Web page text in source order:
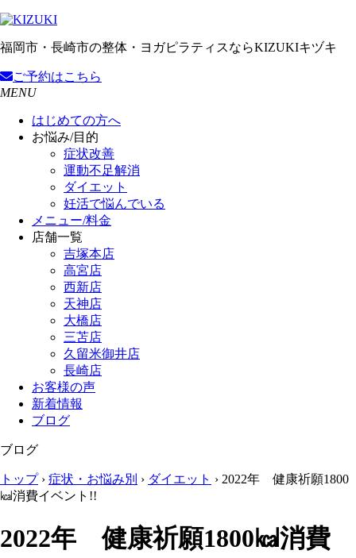
福岡市・長崎市の整体・ヨガピラティスならKIZUKIキヅキ
ご予約はこちら
MENU
はじめての方へ
お悩み/目的
症状改善
運動不足解消
ダイエット
妊活で悩んでいる
メニュー/料金
店舗一覧
吉塚本店
高宮店
西新店
天神店
大橋店
三苫店
久留米御井店
長崎店
お客様の声
新着情報
ブログ
ブログ
トップ› 症状・お悩み別 › ダイエット › 2022年 健康祈願1800
㎉消費イベント!!
2022年 健康祈願1800㎉消費